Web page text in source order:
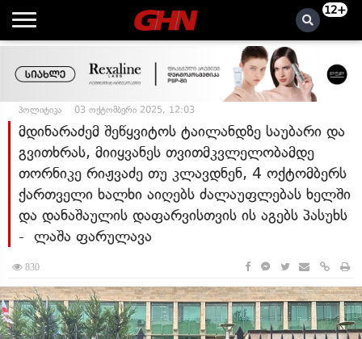
12+
პოლიტიკა 03 ოქტომბერი 2025, 12:03
მდინარაძემ შეწყვიტოს ტაილანდზე საუბარი და
გვითხრას, მიიყვანეს თვითმკვლელობამდე
თორნიკე რიჟვაძე თუ კლავდნენ, 4 ოქტომბერს
ქართველი ხალხი აიღებს ძალაუფლებას ხელში
და დანაშაულის დაფარვისთვის ის აგებს პასუხს
- ლაშა ფარულავა
830